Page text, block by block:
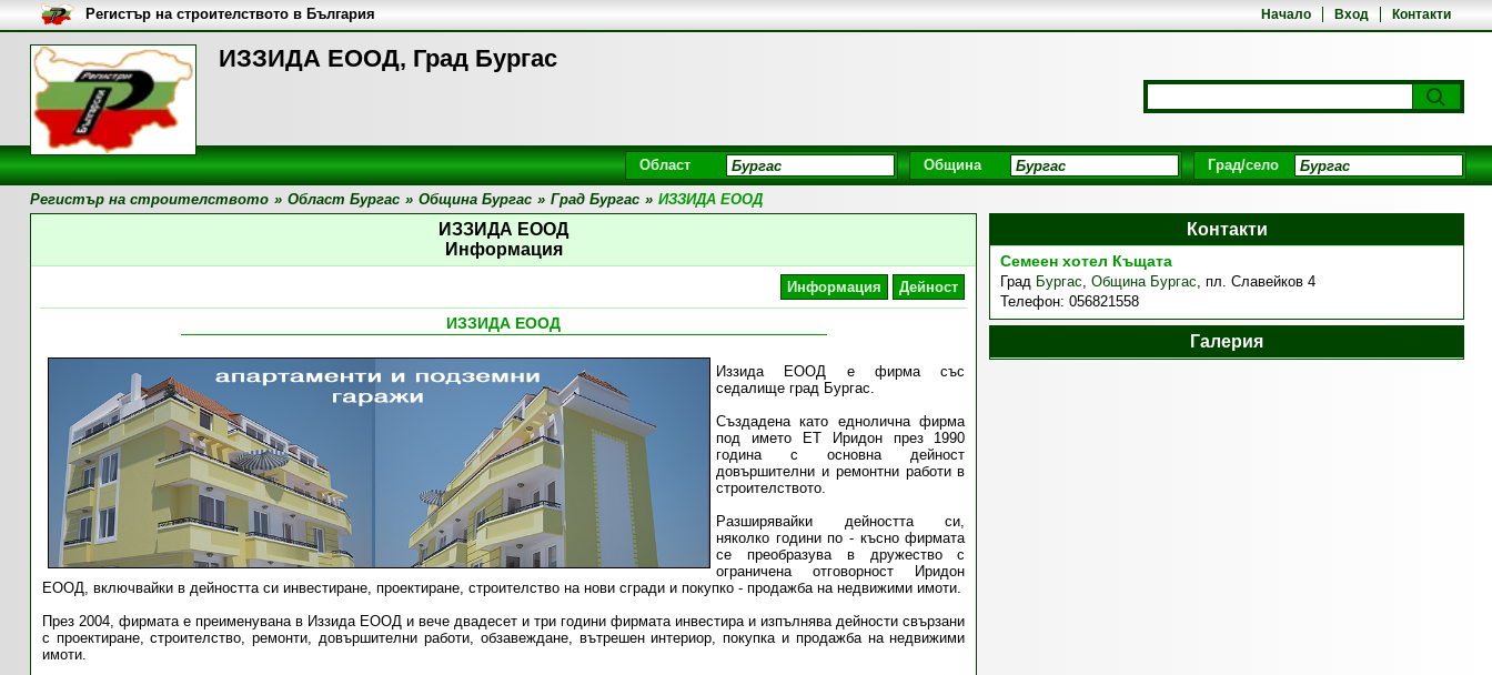
ИЗЗИДА ЕООД, Град Бургас
Начало Вход Контакти
Регистър на строителството в България
Област Община Град/село
Регистър на строителството » Област Бургас » Община Бургас » Град Бургас » ИЗЗИДА ЕООД
ИЗЗИДА ЕООД
Информация
Информация Дейност
ИЗЗИДА ЕООД
Иззида ЕООД е фирма със
седалище град Бургас.
Създадена като еднолична фирма
под името ЕТ Иридон през 1990
година с основна дейност
довършителни и ремонтни работи в
строителството.
Разширявайки дейността си,
няколко години по - късно фирмата
се преобразува в дружество с
ограничена отговорност Иридон
ЕООД, включвайки в дейността си инвестиране, проектиране, строителство на нови сгради и покупко - продажба на недвижими имоти.
През 2004, фирмата е преименувана в Иззида ЕООД и вече двадесет и три години фирмата инвестира и изпълнява дейности свързани
с проектиране, строителство, ремонти, довършителни работи, обзавеждане, вътрешен интериор, покупка и продажба на недвижими
имоти.
Контакти
Семеен хотел Къщата
Град Бургас, Община Бургас, пл. Славейков 4
Телефон: 056821558
Галерия